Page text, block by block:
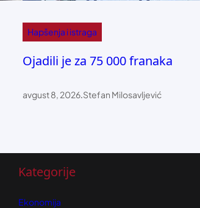
Hapšenja i istraga
Ojadili je za 75 000 franaka
avgust 8, 2026.Stefan Milosavljević
Kategorije
Ekonomija